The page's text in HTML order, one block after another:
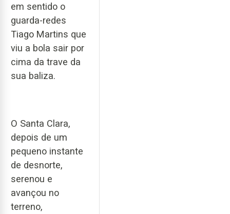
em sentido o
guarda-redes
Tiago Martins que
viu a bola sair por
cima da trave da
sua baliza.
O Santa Clara,
depois de um
pequeno instante
de desnorte,
serenou e
avançou no
terreno,